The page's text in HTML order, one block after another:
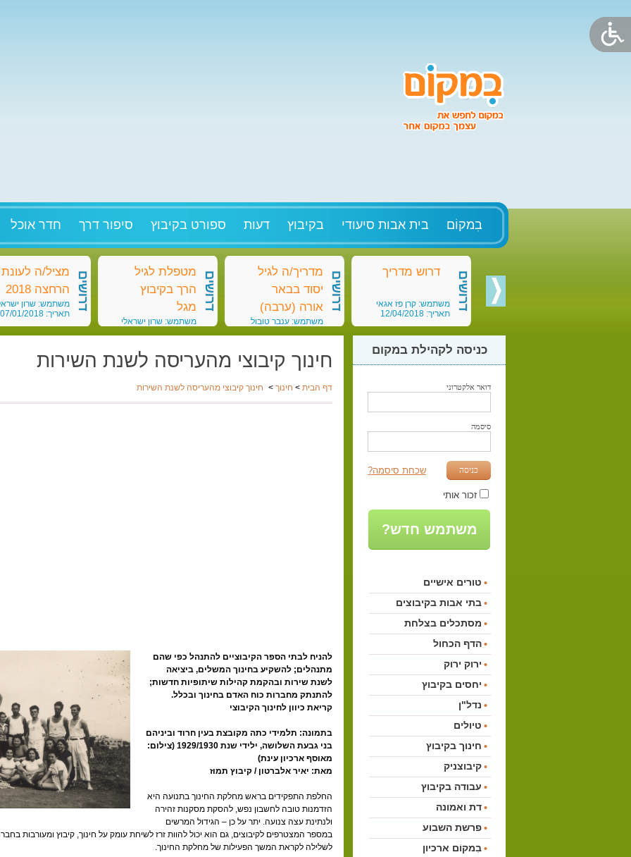
בִמקוֹם בית אבות סיעודי בקיבוץ דעות ספורט בקיבוץ סיפור דרך חדר אוכל
דרוש מדריך
משתמש: קרן פז אגאי
תאריך: 12/04/2018
דרושים
מדריך/ה לגיל
יסוד בבאר
אורה (ערבה)
משתמש: ענבר טובול
דרושים
מטפלת לגיל
הרך בקיבוץ
מגל
משתמש: שרון ישראלי
דרושים
מציל/ה לעונת
הרחצה 2018
משתמש: שרון
תאריך: 07/01/2018
דרושים
כניסה לקהילת במקום
דואר אלקטרוני
סיסמה
כניסה שכחת סיסמה?
זכור אותי
משתמש חדש?
טורים אישיים
בתי אבות בקיבוצים
מסתכלים בצלחת
הדף הכחול
ירוק ירוק
יחסים בקיבוץ
נדל"ן
טיולים
חינוך בקיבוץ
קיבוצניק
עבודה בקיבוץ
דת ואמונה
פרשת השבוע
בִמקוֹם ארכיון
חינוך קיבוצי מהעריסה לשנת השירות
דף הבית > חינוך > חינוך קיבוצי מהעריסה לשנת השירות
להניח לבתי הספר הקיבוציים להתנהל כפי שהם
מתנהלים; להשקיע בחינוך המשלים, ביציאה
לשנת שירות ובהקמת קהילות שיתופיות חדשות;
להתנתק מחברות כוח האדם בחינוך ובכלל.
קריאת כיוון לחינוך הקיבוצי
בתמונה: תלמידי כתה מקובצת בעין חרוד וביניהם
בני גבעת השלושה, ילידי שנת 1929/1930 (צילום:
מאוסף ארכיון עינת)
מאת: יאיר אלברטון / קיבוץ תמוז
החלפת התפקידים בראש מחלקת החינוך בתנועה היא
הזדמנות טובה לחשבון נפש, להסקת מסקנות זהירה
ולנתינת עצה צנועה. יתר על כן – הגידול המרשים
במספר המצטרפים לקיבוצים, גם הוא יכול להוות זרז לשיחת עומק על חינוך, קיבוץ ומעורבות
לשלילה לקראת המשך הפעילות של מחלקת החינוך.